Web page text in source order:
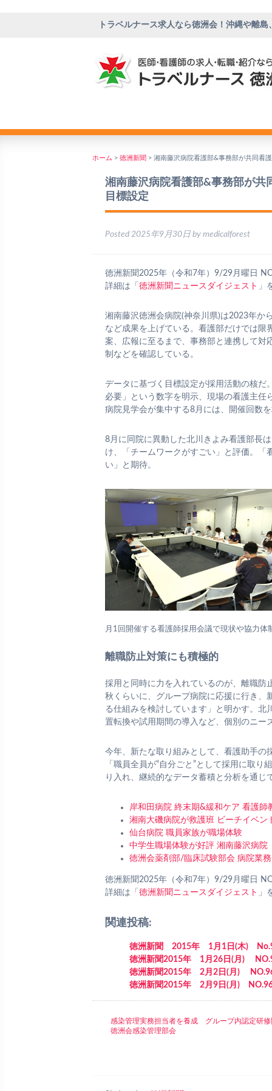
トラベルナース求人なら徳洲会！沖縄や離
ホーム > 徳洲新聞 > 湘南藤沢病院看護部&事務部が共同看
湘南藤沢病院看護部&事務部が
目標設定
Posted 2025年9月30日 by medicalforest
徳洲新聞2025年（令和7年）9/29月曜日
詳細は「 徳洲新聞ニュースダイジェスト 」
湘南藤沢徳洲会病院(神奈川県)は2023年か
など成果を上げている。看護部だけでは限
案、広報に至るまで、事務部と連携して対
制などを確認している。
データに基づく目標設定が採用活動の核だ
必要」という数字を明示、現場の看護主
病院見学会が集中する8月には、開催回数
8月に同院に異動した北川きよみ看護部長
け、「チームワークがすごい」と評価。「
い」と期待。
月1回開催する看護師採用会議で現状や協力体
離職防止対策にも積極的
採用と同時に力を入れているのが、離職防
秋くらいに、グループ病院に応援に行き、
る仕組みを検討しています」と明かす。
置転換や試用期間の導入など、個別のニー
今年、新たな取り組みとして、看護助手の
「職員全員が“自分ごと”として採用に取
り入れ、継続的なデータ蓄積と分析を通じ
岸和田病院 終末期&緩和ケア 看護師
湘南大磯病院が救護班 ビーチイベン
仙台病院 職員家族が職場体験
中学生職場体験が好評 湘南藤沢病院
徳洲会薬剤部/臨床試験部会 病院業
徳洲新聞2025年（令和7年）9/29月曜日
詳細は「 徳洲新聞ニュースダイジェスト 」
関連投稿:
徳洲新聞 2015年 1月1日(木)
徳洲新聞2015年 1月26日(月)
徳洲新聞2015年 2月2日(月)
徳洲新聞2015年 2月9日(月)
感染管理実務担当者を養成 グループ内認定研
徳洲会感染管理部会